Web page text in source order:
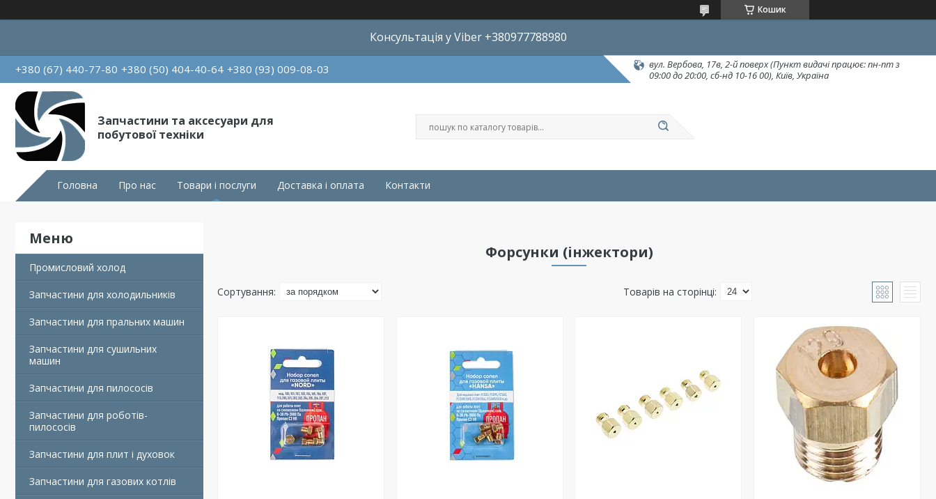
Кошик
Консультація у Viber +380977788980
+380 (67) 440-77-80 +380 (50) 404-40-64 +380 (93) 009-08-03
вул. Вербова, 17в, 2-й поверх (Пункт видачі працює: пн-пт з
09:00 до 20:00, сб-нд 10-16 00), Київ, Україна
Запчастини та аксесуари для
побутової техніки
Головна Про нас Товари і послуги Доставка і оплата Контакти
Промисловий холод
Запчастини для холодильників
Запчастини для пральних машин
Запчастини для сушильних
машин
Запчастини для пилососів
Запчастини для роботів-
пилососів
Запчастини для плит і духовок
Запчастини для газових котлів
Форсунки (інжектори)